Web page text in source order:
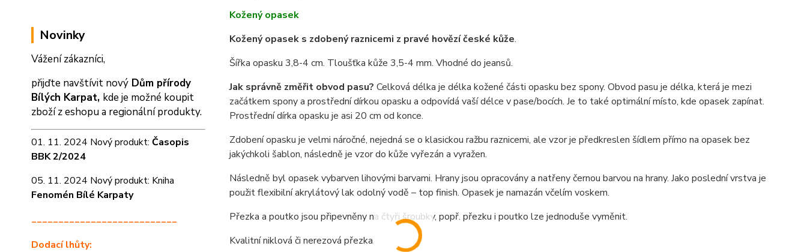
Novinky
Vážení zákazníci,
přijďte navštívit nový Dům přírody
Bílých Karpat, kde je možné koupit
zboží z eshopu a regionální produkty.
01. 11. 2024 Nový produkt: Časopis
BBK 2/2024
05. 11. 2024 Nový produkt: Kniha
Fenomén Bílé Karpaty
___________________________
Dodací lhůty:
Kožený opasek
Kožený opasek s zdobený raznicemi z pravé hovězí české kůže.
Šířka opasku 3,8-4 cm. Tloušťka kůže 3,5-4 mm. Vhodné do jeansů.
Jak správně změřit obvod pasu? Celková délka je délka kožené části opasku bez spony. Obvod pasu je délka, která je mezi
začátkem spony a prostřední dírkou opasku a odpovídá vaší délce v pase/bocích. Je to také optimální místo, kde opasek zapínat.
Prostřední dírka opasku je asi 20 cm od konce.
Zdobení opasku je velmi náročné, nejedná se o klasickou ražbu raznicemi, ale vzor je předkreslen šídlem přímo na opasek bez
jakýchkoli šablon, následně je vzor do kůže vyřezán a vyražen.
Následně byl opasek vybarven lihovými barvami. Hrany jsou opracovány a natřeny černou barvou na hrany. Jako poslední vrstva je
použit flexibilní akrylátový lak odolný vodě – top finish. Opasek je namazán včelím voskem.
Přezka a poutko jsou připevněny na čtyři šroubky, popř. přezku i poutko lze jednoduše vyměnit.
Kvalitní niklová či nerezová přezka.